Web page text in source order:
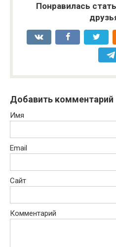
Понравилась
Добавить комментарий
Имя
Email
Сайт
Комментарий